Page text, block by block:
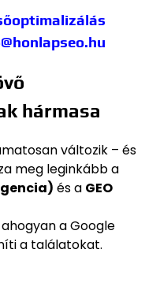
hármasa
változik – és
meg leginkább a
és a GEO
a Google
a találatokat.